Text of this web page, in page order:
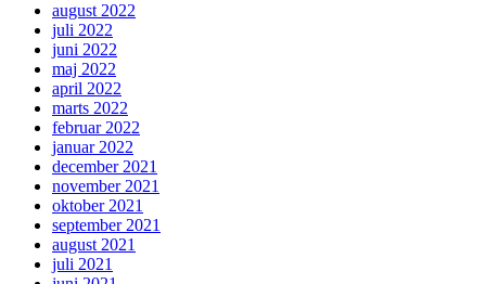
august 2022
juli 2022
juni 2022
maj 2022
april 2022
marts 2022
februar 2022
januar 2022
december 2021
november 2021
oktober 2021
september 2021
august 2021
juli 2021